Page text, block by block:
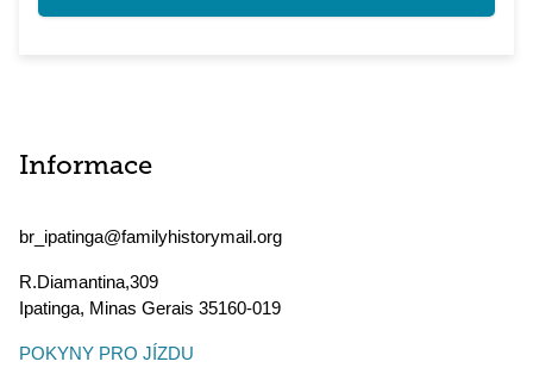
Informace
br_ipatinga@familyhistorymail.org
R.Diamantina,309
Ipatinga, Minas Gerais 35160-019
POKYNY PRO JÍZDU